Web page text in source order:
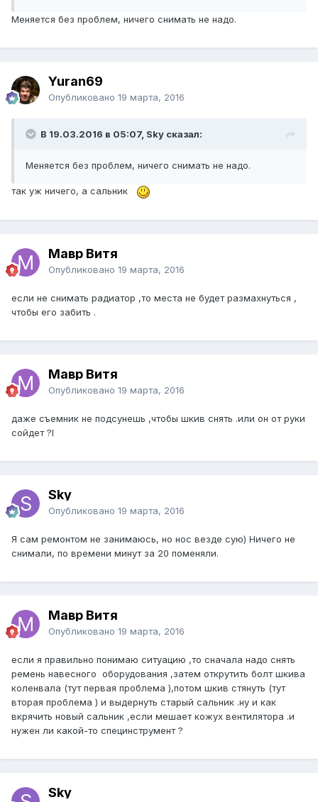
Меняется без проблем, ничего снимать не надо.
Yuran69
Опубликовано 19 марта, 2016
В 19.03.2016 в 05:07, Sky сказал:
Меняется без проблем, ничего снимать не надо.
так уж ничего, а сальник
Мавр Витя
Опубликовано 19 марта, 2016
если не снимать радиатор ,то места не будет размахнуться ,
чтобы его забить .
Мавр Витя
Опубликовано 19 марта, 2016
даже съемник не подсунешь ,чтобы шкив снять .или он от руки
сойдет ?l
Sky
Опубликовано 19 марта, 2016
Я сам ремонтом не занимаюсь, но нос везде сую) Ничего не
снимали, по времени минут за 20 поменяли.
Мавр Витя
Опубликовано 19 марта, 2016
если я правильно понимаю ситуацию ,то сначала надо снять
ремень навесного оборудования ,затем открутить болт шкива
коленвала (тут первая проблема ),потом шкив стянуть (тут
вторая проблема ) и выдернуть старый сальник .ну и как
вкрячить новый сальник ,если мешает кожух вентилятора .и
нужен ли какой-то специнструмент ?
Sky